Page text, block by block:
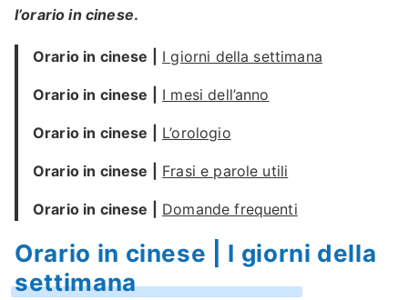
l’orario in cinese.
Orario in cinese | I giorni della settimana
Orario in cinese | I mesi dell’anno
Orario in cinese | L’orologio
Orario in cinese | Frasi e parole utili
Orario in cinese | Domande frequenti
Orario in cinese | I giorni della
settimana